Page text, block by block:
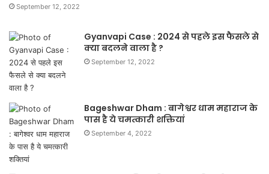
September 12, 2022
Gyanvapi Case : 2024 से पहले इस फैसले से
क्या बदलने वाला है ?
September 12, 2022
Bageshwar Dham : बागेश्वर धाम महाराज के
पास है ये चमत्कारी शक्तियां
September 4, 2022